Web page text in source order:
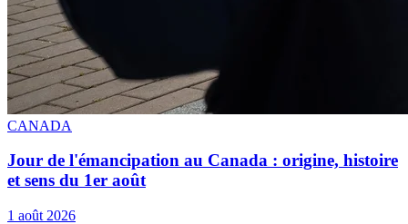
CANADA
Jour de l'émancipation au Canada : origine, histoire
et sens du 1er août
1 août 2026